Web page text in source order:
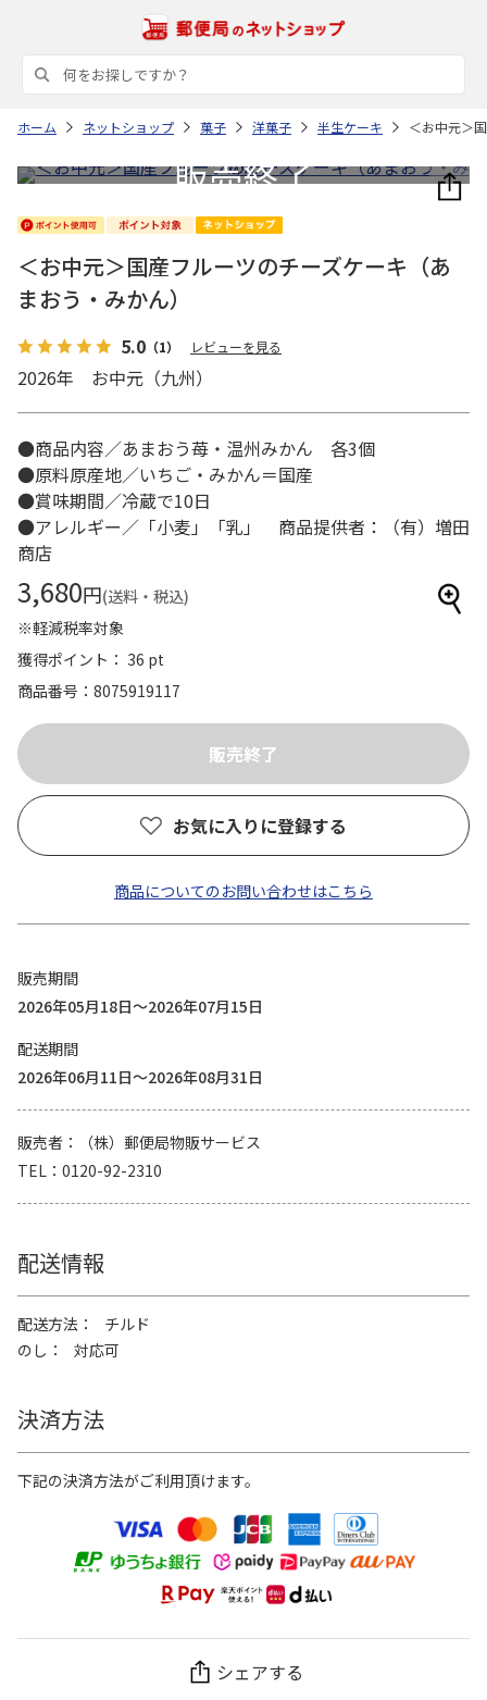
ホーム ネットショップ 菓子 洋菓子 半生ケーキ ＜お中元＞
＜お中元＞国産フルーツのチーズケーキ（あ
まおう・みかん）
5.0 （1） レビューを見る
2026年 お中元（九州）
●商品内容／あまおう苺・温州みかん 各3個
●原料原産地／いちご・みかん＝国産
●賞味期間／冷蔵で10日
●アレルギー／「小麦」「乳」 商品提供者：（有）増田
商店
3,680円(送料・税込)
※軽減税率対象
獲得ポイント： 36 pt
商品番号
8075919117
お気に入りに登録する
商品についてのお問い合わせはこちら
販売期間
2026年05月18日～2026年07月15日
配送期間
2026年06月11日～2026年08月31日
販売者
（株）郵便局物販サービス
TEL
0120-92-2310
配送情報
配送方法
チルド
のし
対応可
決済方法
下記の決済方法がご利用頂けます。
シェアする